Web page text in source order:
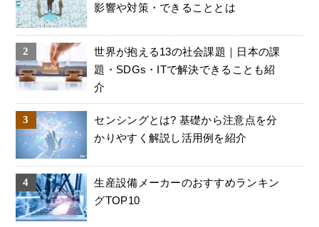
影響や対策・できることとは
世界が抱える13の社会課題｜日本の課
題・SDGs・ITで解決できることも紹
介
センシングとは? 基礎から注意点を分
かりやすく解説し活用例を紹介
生産設備メーカーのおすすめランキン
グTOP10